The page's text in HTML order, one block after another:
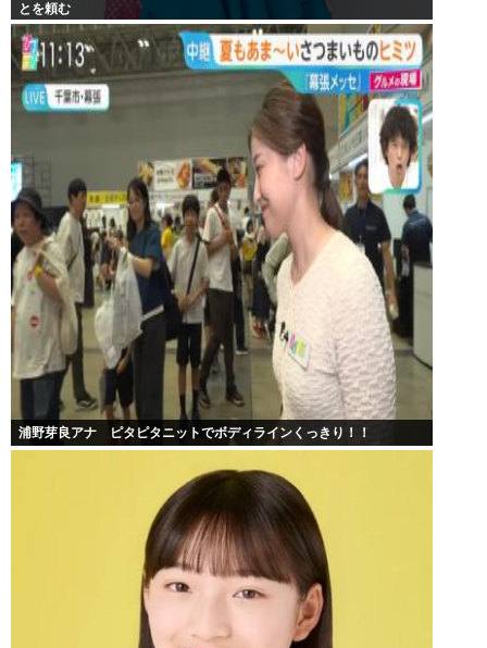
とを頼む
浦野芽良アナ ピタピタニットでボディラインくっきり！！